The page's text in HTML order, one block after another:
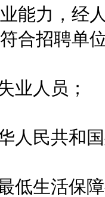
能力，经
合招聘单
人员；
民共和国
生活保障